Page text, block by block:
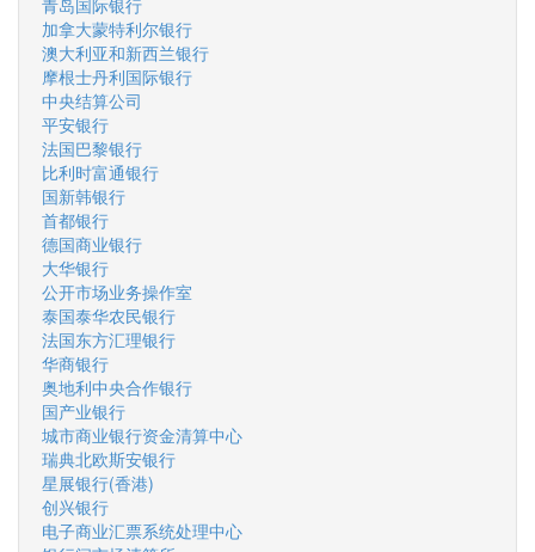
青岛国际银行
加拿大蒙特利尔银行
澳大利亚和新西兰银行
摩根士丹利国际银行
中央结算公司
平安银行
法国巴黎银行
比利时富通银行
国新韩银行
首都银行
德国商业银行
大华银行
公开市场业务操作室
泰国泰华农民银行
法国东方汇理银行
华商银行
奥地利中央合作银行
国产业银行
城市商业银行资金清算中心
瑞典北欧斯安银行
星展银行(香港)
创兴银行
电子商业汇票系统处理中心